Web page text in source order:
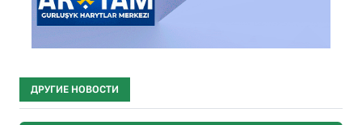
ДРУГИЕ НОВОСТИ